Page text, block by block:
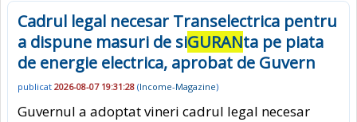
Cadrul legal necesar Transelectrica pentru
a dispune masuri de siGURANta pe piata
de energie electrica, aprobat de Guvern
publicat 2026-08-07 19:31:28 (Income-Magazine)
Guvernul a adoptat vineri cadrul legal necesar